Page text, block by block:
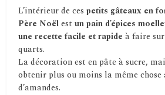
L’intérieur de cespetits gâteaux en
Père Noëlestun pain d’épices
une recette facile et rapide à faire
quarts.
La décoration est en pâte à sucre,
obtenir plus ou moins la même chose
d’amandes.